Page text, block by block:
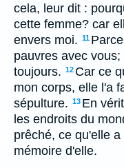
cela, leur dit :
cette femme? car
envers moi. 11
pauvres avec
toujours. 12 Car ce
mon corps, elle l'a
sépulture. 13 En
les endroits du
prêché, ce qu'elle
mémoire d'elle.